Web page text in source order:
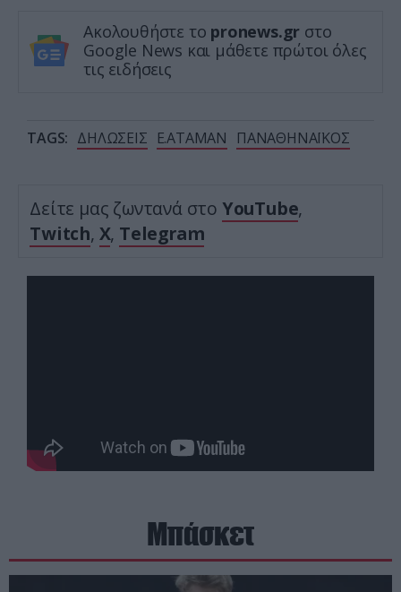
Ακολουθήστε το pronews.gr στο
Google News και μάθετε πρώτοι όλες
τις ειδήσεις
TAGS: ΔΗΛΩΣΕΙΣ Ε.ΑΤΑΜΑΝ ΠΑΝΑΘΗΝΑΪΚΟΣ
Δείτε μας ζωντανά στο YouTube,
Twitch, X, Telegram
Μπάσκετ